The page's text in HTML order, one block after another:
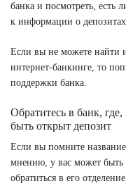
банка и посмотреть, есть
к информации о
Если вы не можете найти
интернет-банкинге, то
поддержки банка.
Обратитесь в банк,
быть открыт депозит
Если вы помните
мнению, у вас может быть
обратиться в его